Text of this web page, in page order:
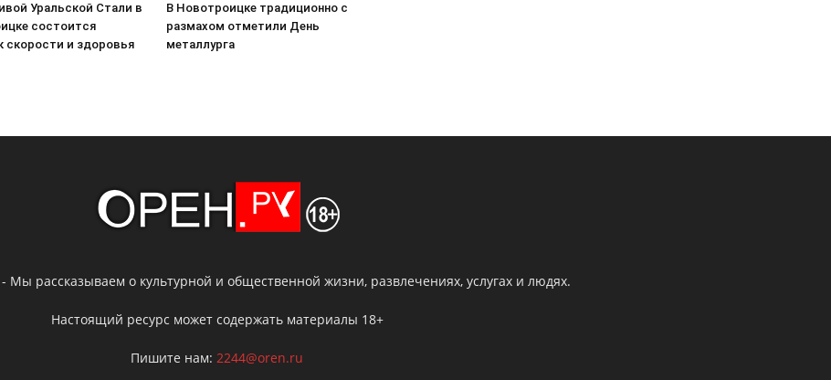
Уральской Стали в
состоится
скорости и здоровья
В Новотроицке традиционно с
размахом отметили День
металлурга
Мы рассказываем о культурной и общественной жизни, развлечениях, услугах и людях.
Настоящий ресурс может содержать материалы 18+
Пишите нам:2244@oren.ru